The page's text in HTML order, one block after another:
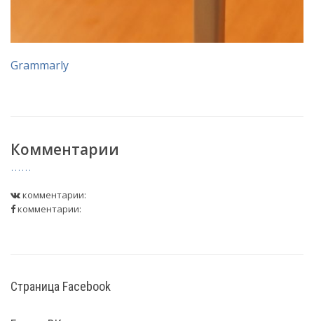
Grammarly
Комментарии
комментарии:
комментарии:
Страница Facebook